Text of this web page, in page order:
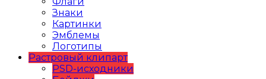
Знаки
Картинки
Эмблемы
Логотипы
Растровый клипарт
PSD-исходники